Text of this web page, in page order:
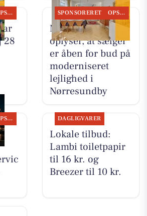
OPSLAGSTAVLEN
28
SPONSORERET OPSLAGSTAVLEN
Mæglerhuset
oplyser, at sælger
er åben for bud på
moderniseret
lejlighed i
Nørresundby
OPSLAGSTAVLEN DAGLIGVARER
Lokale tilbud:
Lambi toiletpapir
til 16 kr. og
Breezer til 10 kr.